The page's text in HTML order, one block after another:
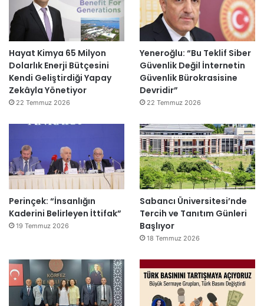
Hayat Kimya 65 Milyon
Dolarlık Enerji Bütçesini
Kendi Geliştirdiği Yapay
Zekâyla Yönetiyor
22 Temmuz 2026
Yeneroğlu: “Bu Teklif Siber
Güvenlik Değil İnternetin
Güvenlik Bürokrasisine
Devridir”
22 Temmuz 2026
Perinçek: “İnsanlığın
Kaderini Belirleyen İttifak”
19 Temmuz 2026
Sabancı Üniversitesi’nde
Tercih ve Tanıtım Günleri
Başlıyor
18 Temmuz 2026